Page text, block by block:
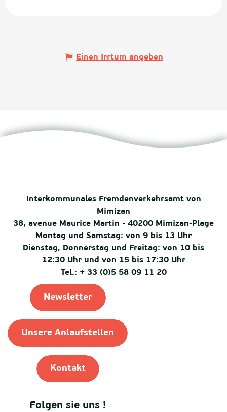
Einen Irrtum angeben
Interkommunales Fremdenverkehrsamt von
Mimizan
38, avenue Maurice Martin - 40200 Mimizan-Plage
Montag und Samstag: von 9 bis 13 Uhr
Dienstag, Donnerstag und Freitag: von 10 bis
12:30 Uhr und von 15 bis 17:30 Uhr
Tel.: + 33 (0)5 58 09 11 20
Newsletter
Unsere Anlaufstellen
Kontakt
Folgen sie uns !